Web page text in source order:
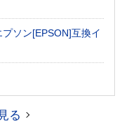
ソン[EPSON]互換イ
る